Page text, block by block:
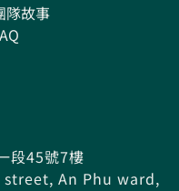
隊故事
段45號7樓
An Phu ward,